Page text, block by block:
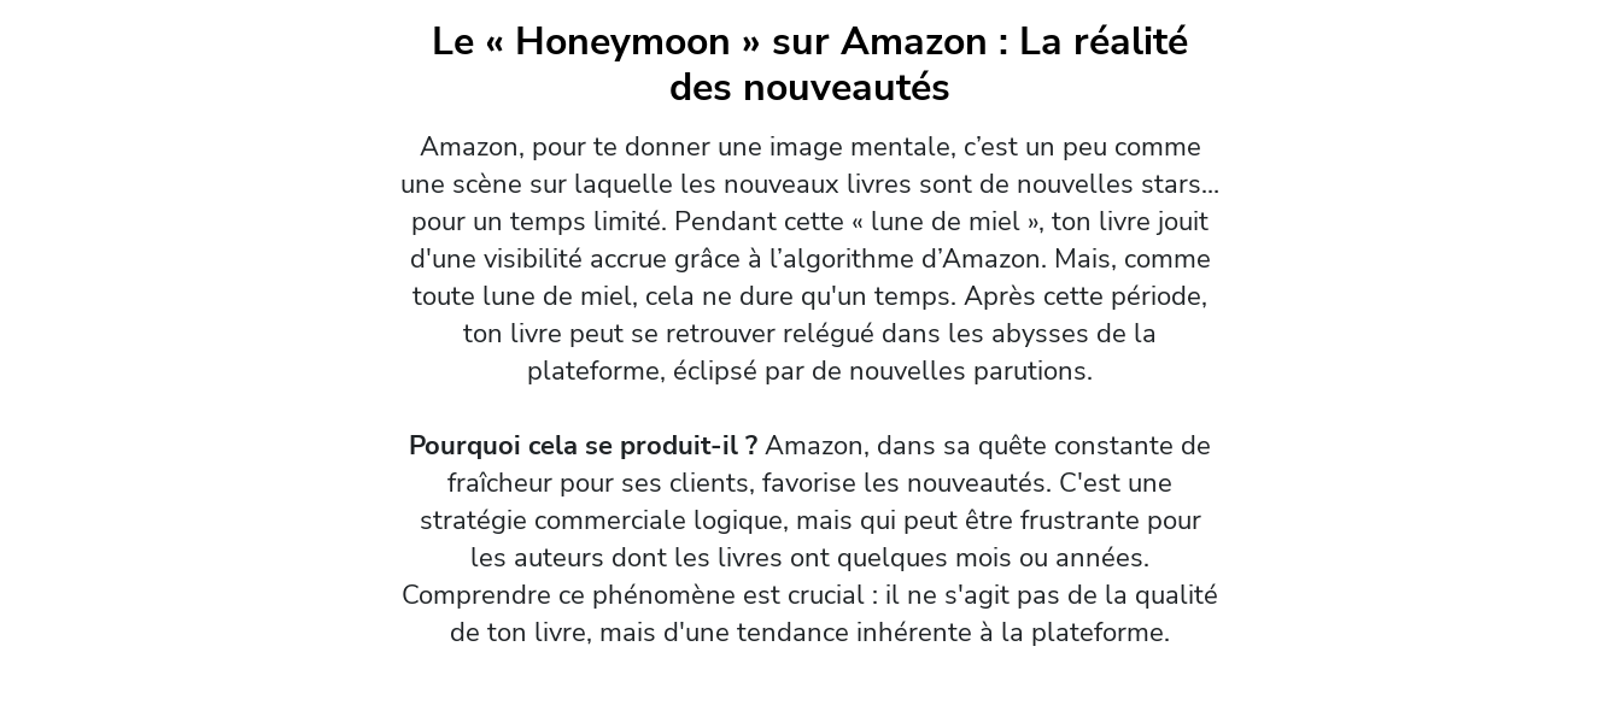
Le « Honeymoon » sur Amazon : La réalité
des nouveautés
Amazon, pour te donner une image mentale, c’est un peu comme
une scène sur laquelle les nouveaux livres sont de nouvelles stars…
pour un temps limité. Pendant cette « lune de miel », ton livre jouit
d'une visibilité accrue grâce à l’algorithme d’Amazon. Mais, comme
toute lune de miel, cela ne dure qu'un temps. Après cette période,
ton livre peut se retrouver relégué dans les abysses de la
plateforme, éclipsé par de nouvelles parutions.
Pourquoi cela se produit-il ? Amazon, dans sa quête constante de
fraîcheur pour ses clients, favorise les nouveautés. C'est une
stratégie commerciale logique, mais qui peut être frustrante pour
les auteurs dont les livres ont quelques mois ou années.
Comprendre ce phénomène est crucial : il ne s'agit pas de la qualité
de ton livre, mais d'une tendance inhérente à la plateforme.